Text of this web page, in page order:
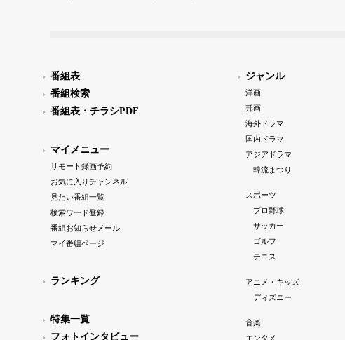
番組表
番組検索
番組表・チラシPDF
マイメニュー
リモート録画予約
お気に入りチャンネル
見たい番組一覧
検索ワード登録
番組お知らせメール
マイ番組ページ
ランキング
特集一覧
フォトインタビュー
ジャンル
洋画
邦画
海外ドラマ
国内ドラマ
アジアドラマ
韓流まつり
スポーツ
プロ野球
サッカー
ゴルフ
テニス
アニメ・キッズ
ディズニー
音楽
エンタメ